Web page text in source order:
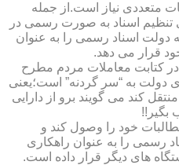
متعددی نیاز است.از جمله
تنظیم اسناد به صورت رسمی در
دولت اسناد رسمی را به عنوان
قرار می دهد.
در کتابت معاملات مردم مطرح
به “سر گردنه” است؛یعنی
کند می گویند برو از دارایی
بگیر!!
خود را وصول کند و
رسمی را به عنوان راهکاری
های دیگر قرار داده است.